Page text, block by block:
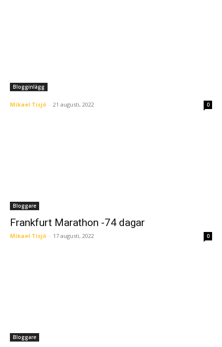
Blogginlägg
Mikael Tisjö - 21 augusti, 2022 0
Bloggare
Frankfurt Marathon -74 dagar
Mikael Tisjö - 17 augusti, 2022 0
Bloggare